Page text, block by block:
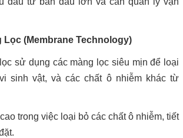
Lọc (Membrane Technology)
sử dụng các màng lọc siêu mịn để loại
sinh vật, và các chất ô nhiễm khác từ
trong việc loại bỏ các chất ô nhiễm, tiết